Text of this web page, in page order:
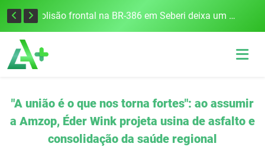
União Frederiquense vence o Gramadense fora de casa e assume a terceira posição na Divisão de Acesso Colisão frontal na BR-386 em Seberi deixa um morto e quatro feridos
"A união é o que nos torna fortes": ao assumir
a Amzop, Éder Wink projeta usina de asfalto e
consolidação da saúde regional